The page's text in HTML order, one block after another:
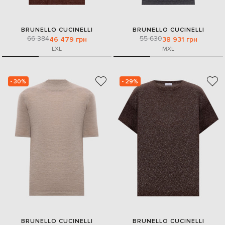
BRUNELLO CUCINELLI
66 38446 479 грн
LXL
BRUNELLO CUCINELLI
55 63038 931 грн
MXL
- 30%
BRUNELLO CUCINELLI
- 29%
BRUNELLO CUCINELLI